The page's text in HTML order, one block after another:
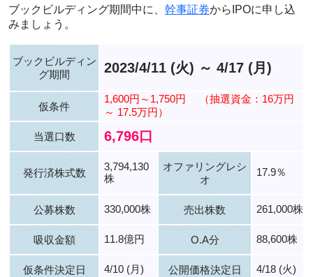
ブックビルディング期間中に、 幹事証券からIPOに申し込
みましょう。
ブックビルディン
グ期間
2023/4/11 (火) ～ 4/17 (月)
仮条件
1,600円～1,750円
（抽選資金：16万円
～ 17.5万円）
当選口数 6,796口
発行済株式数
3,794,130
株
オファリングレシ
オ
17.9％
公募株数 330,000株 売出株数 261,000株
吸収金額 11.8億円 O.A分 88,600株
仮条件決定日 4/10 (月) 公開価格決定日 4/18 (火)